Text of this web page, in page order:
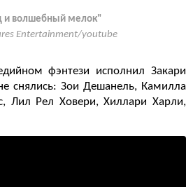
и волшебный мелок"
Entertainment/youtube
фэнтези исполнил Закари
снялись: Зои Дешанель, Камилла
Лил Рел Ховери, Хиллари Харли,